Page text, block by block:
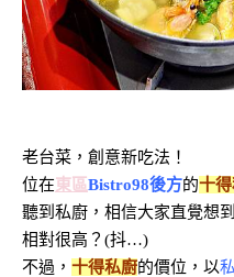
老台菜，創意新吃法！
位在東區Bistro98後方的十
聽到私廚，相信大家直覺想
相對很高？(抖…)
不過， 十得私廚的價位，以